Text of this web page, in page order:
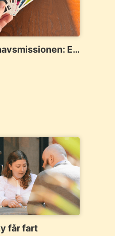
Ett
med djup och
får fart